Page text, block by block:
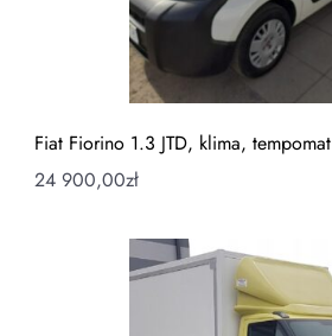
Fiat Fiorino 1.3 JTD, klima, tempomat
24 900,00zł